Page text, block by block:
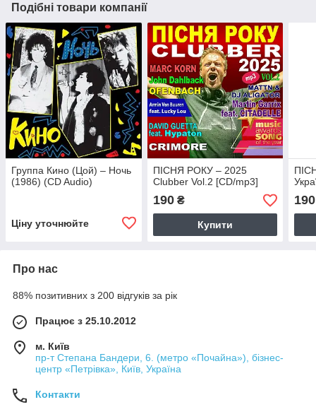
Подібні товари компанії
Группа Кино (Цой) – Ночь
(1986) (CD Audio)
Ціну уточнюйте
ПІСНЯ РОКУ – 2025
Clubber Vol.2 [CD/mp3]
190₴
Купити
190
Про нас
88% позитивних з 200 відгуків за рік
Працює з 25.10.2012
м. Київ
пр-т Степана Бандери, 6. (метро «Почайна»), бізнес-
центр «Петрівка», Київ, Україна
Контакти